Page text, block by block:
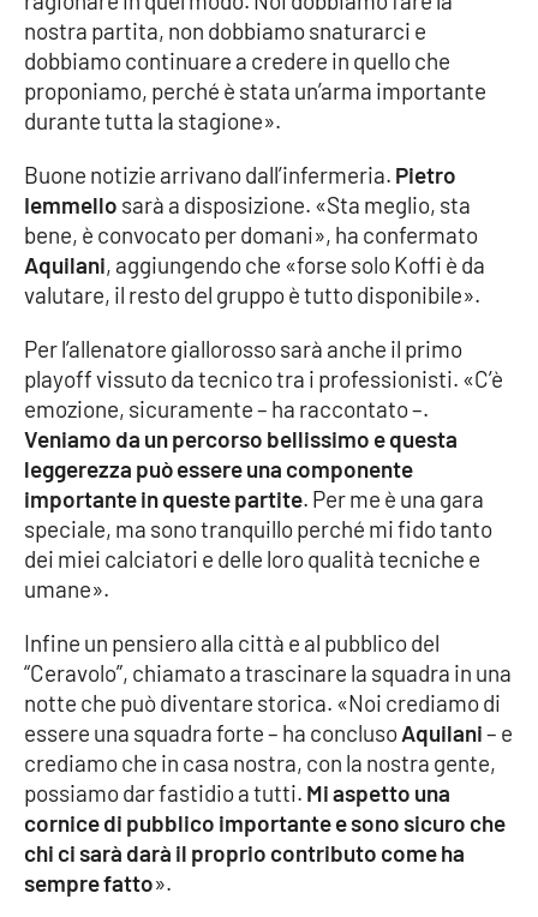
EDIZIONI
LOCALI
Crotone
Vibo Valentia
Cosenza
Lamezia Terme
PROGETTI
SPECIALI
Buona Sanità Calabria
LA
CALABRIAVISIONE
Destinazioni
Eventi
nostra partita, non dobbiamo snaturarci e
dobbiamo continuare a credere in quello che
proponiamo, perché è stata un’arma importante
durante tutta la stagione».
Buone notizie arrivano dall’infermeria. Pietro
Iemmello sarà a disposizione. «Sta meglio, sta
bene, è convocato per domani», ha confermato
Aquilani, aggiungendo che «forse solo Koffi è da
valutare, il resto del gruppo è tutto disponibile».
Per l’allenatore giallorosso sarà anche il primo
playoff vissuto da tecnico tra i professionisti. «C’è
emozione, sicuramente – ha raccontato –.
Veniamo da un percorso bellissimo e questa
leggerezza può essere una componente
importante in queste partite. Per me è una gara
speciale, ma sono tranquillo perché mi fido tanto
dei miei calciatori e delle loro qualità tecniche e
umane».
Infine un pensiero alla città e al pubblico del
“Ceravolo”, chiamato a trascinare la squadra in una
notte che può diventare storica. «Noi crediamo di
essere una squadra forte – ha conclusoAquilani– e
crediamo che in casa nostra, con la nostra gente,
possiamo dar fastidio a tutti. Mi aspetto una
cornice di pubblico importante e sono sicuro che
chi ci sarà darà il proprio contributo come ha
sempre fatto».